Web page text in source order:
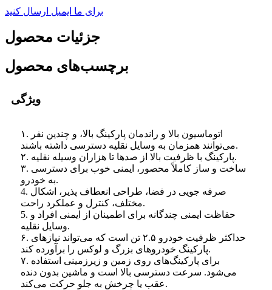
برای ما ایمیل ارسال کنید
جزئیات محصول
برچسب‌های محصول
ویژگی
۱. اتوماسیون بالا و راندمان پارکینگ بالا، و چندین نفر
می‌توانند همزمان به وسایل نقلیه دسترسی داشته باشند.
۲. پارکینگ با ظرفیت بالا از صدها تا هزاران وسیله نقلیه.
۳. ساخت و ساز کاملاً محصور، ایمنی خوب برای دسترسی
به خودرو.
4. صرفه جویی در فضا، طراحی انعطاف پذیر، اشکال
مختلف، کنترل و عملکرد راحت.
5. حفاظت ایمنی چندگانه برای اطمینان از ایمنی افراد و
وسایل نقلیه.
۶. حداکثر ظرفیت خودرو ۲.۵ تن است که می‌تواند نیازهای
پارکینگ خودروهای بزرگ و لوکس را برآورده کند.
۷. برای پارکینگ‌های روی زمین و زیرزمینی استفاده
می‌شود. سرعت دسترسی بالا است و ماشین بدون دنده
عقب یا چرخش به جلو حرکت می‌کند.